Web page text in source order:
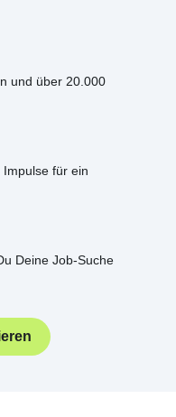
und über 20.000
für ein
Deine Job-Suche